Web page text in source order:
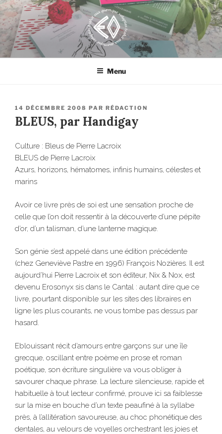
Aller
au
contenu
principal
EROSONYX
Tout livre n’est-il pas une bouteille jetée à la mer ?
Menu
PUBLIÉ
LE
14 DÉCEMBRE 2008 PAR RÉDACTION
BLEUS, par Handigay
Culture : Bleus de Pierre Lacroix
BLEUS de Pierre Lacroix
Azurs, horizons, hématomes, infinis humains, célestes et
marins
Avoir ce livre près de soi est une sensation proche de
celle que l’on doit ressentir à la découverte d’une pépite
d’or, d’un talisman, d’une lanterne magique.
Son génie s’est appelé dans une édition précédente
(chez Geneviève Pastre en 1996) François Nozières. Il est
aujourd’hui Pierre Lacroix et son éditeur, Nix & Nox, est
devenu Erosonyx sis dans le Cantal : autant dire que ce
livre, pourtant disponible sur les sites des libraires en
ligne les plus courants, ne vous tombe pas dessus par
hasard.
Eblouissant récit d’amours entre garçons sur une île
grecque, oscillant entre poème en prose et roman
poétique, son écriture singulière va vous obliger à
savourer chaque phrase. La lecture silencieuse, rapide et
habituelle à tout lecteur confirmé, prouve ici sa faiblesse
sur la mise en bouche d’un texte peaufiné à la syllabe
près, à l’allitération savoureuse, au choc phonétique des
dentales, au velours de voyelles orchestrant les joies et